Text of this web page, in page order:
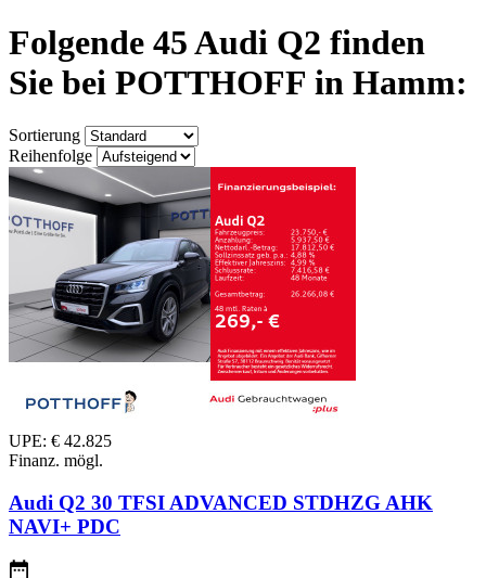
Folgende 45 Audi Q2 finden
Sie bei POTTHOFF in Hamm:
Sortierung
Reihenfolge
UPE: € 42.825
Finanz. mögl.
Audi Q2 30 TFSI ADVANCED STDHZG AHK
NAVI+ PDC